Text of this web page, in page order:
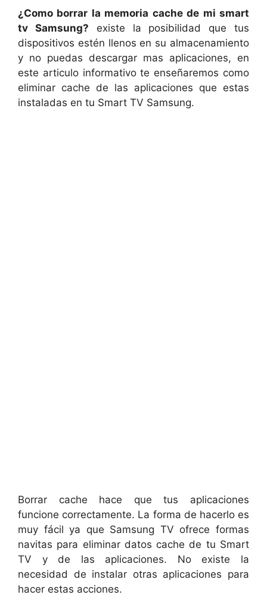
¿Como borrar la memoria cache de mi smart
tv Samsung? existe la posibilidad que tus
dispositivos estén llenos en su almacenamiento
y no puedas descargar mas aplicaciones, en
este articulo informativo te enseñaremos como
eliminar cache de las aplicaciones que estas
instaladas en tu Smart TV Samsung.
Borrar cache hace que tus aplicaciones
funcione correctamente. La forma de hacerlo es
muy fácil ya que Samsung TV ofrece formas
navitas para eliminar datos cache de tu Smart
TV y de las aplicaciones. No existe la
necesidad de instalar otras aplicaciones para
hacer estas acciones.